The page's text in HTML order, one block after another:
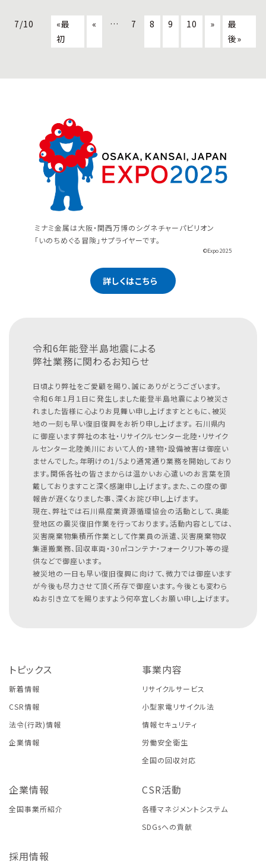
7/10
«最
初
« … 7 8 9 10 »
最
後»
ミナミ金属は大阪・関西万博のシグネチャーパビリオン
「いのちめぐる冒険」サプライヤーです。
©Expo 2025
詳しくはこちら
令和6年能登半島地震による
弊社業務に関わるお知らせ
日頃より弊社をご愛顧を賜り、誠にありがとうございます。
令和６年１月１日に発生しました能登半島地震により被災さ
れました皆様に心よりお見舞い申し上げますとともに、被災
地の一刻も早い復旧復興をお祈り申し上げます。 石川県内
に御座います弊社の本社・リサイクルセンター北陸・リサイク
ルセンター北陸美川において人的・建物・設備被害は御座い
ませんでした。年明けの1/5より通常通り業務を開始しており
ます。関係各社の皆さまからは温かいお心遣いのお言葉を頂
戴しておりますこと深く感謝申し上げます。また、この度の御
報告が遅くなりました事、深くお詫び申し上げます。
現在、弊社では石川県産業資源循環協会の活動として、奥能
登地区の震災復旧作業を行っております。活動内容としては、
災害廃棄物集積所作業として作業員の派遣、災害廃棄物収
集運搬業務、回収車両・30㎥コンテナ・フォークリフト等の提
供などで御座います。
被災地の一日も早い復旧復興に向けて、微力では御座います
が今後も尽力させて頂く所存で御座います。今後とも変わら
ぬお引き立てを賜りますよう何卒宜しくお願い申し上げます。
トピックス
新着情報
CSR情報
法令(行政)情報
企業情報
事業内容
リサイクルサービス
小型家電リサイクル法
情報セキュリティ
労働安全衛生
全国の回収対応
企業情報
全国事業所紹介
CSR活動
各種マネジメントシステム
SDGsへの貢献
採用情報